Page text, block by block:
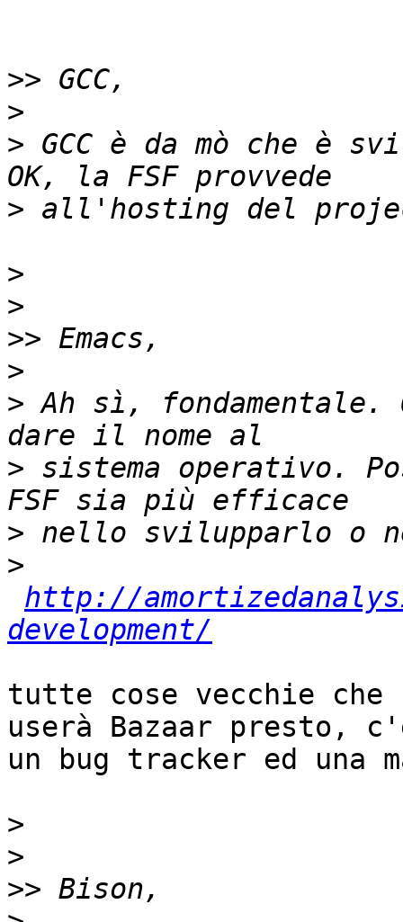
>>
>
> GCC è da mò che è
>
>
>
>>
>
> Ah sì,
> sistema operativo.
>
>
http://
development/
tutte cose vecchie che
userà Bazaar presto,
un bug tracker ed
>
>
>>